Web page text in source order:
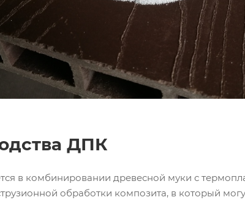
ДПК
в комбинировании древесной муки с
обработки композита, в который